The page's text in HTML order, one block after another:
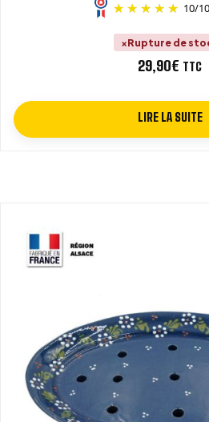
10/10
Rupture de
29,90€ TTC
LIRE LA SUITE